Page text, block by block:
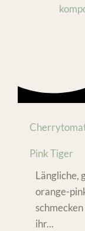
Pink Tiger
Längliche,
orange-
ihr...